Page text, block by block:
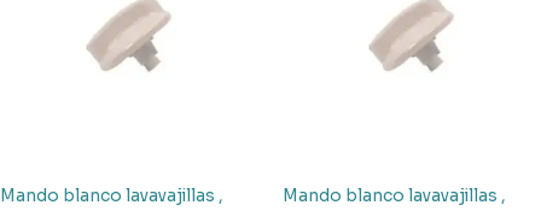
Mando blanco lavavajillas ,
Mando blanco lavavajillas ,